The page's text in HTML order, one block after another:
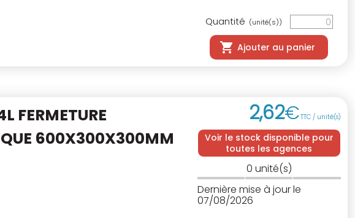
Quantité (unité(s))
Ajouter au panier
FERMETURE
600X300X300MM
2,62€TTC / unité(s)
Voir le stock disponible pour
toutes les agences
0 unité(s)
Dernière mise à jour le
07/08/2026